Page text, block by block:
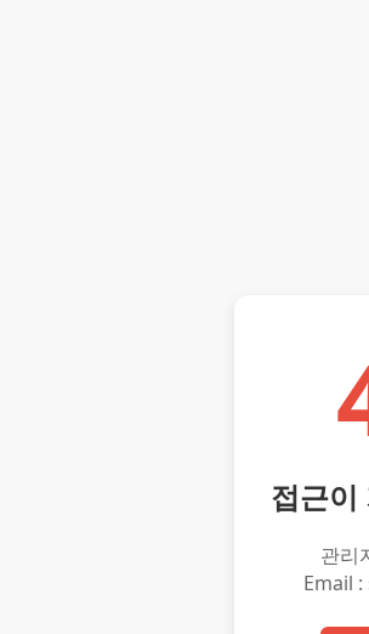
접근이
관리
Email